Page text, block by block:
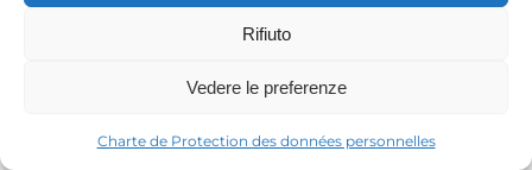
Rifiuto
Vedere le preferenze
Charte de Protection des données personnelles
Le Lodge des Îles d'Or La Table du Lodge
Condizioni generali d'uso|Condizioni generali di